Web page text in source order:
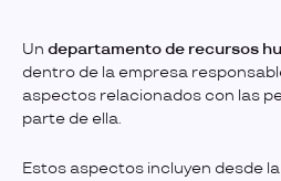
Un departamento de recursos
dentro de la empresa
aspectos relacionados con las
parte de ella.
Estos aspectos incluyen desde